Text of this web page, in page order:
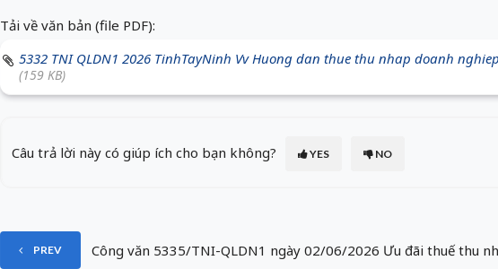
Tải về văn bản (file PDF):
5332 TNI QLDN1 2026 TinhTayNinh Vv Huong dan thue thu nhap doanh
(159 KB)
Câu trả lời này có giúp ích cho bạn không? YES NO
PREV Công văn 5335/TNI-QLDN1 ngày 02/06/2026 Ưu đãi thuế thu